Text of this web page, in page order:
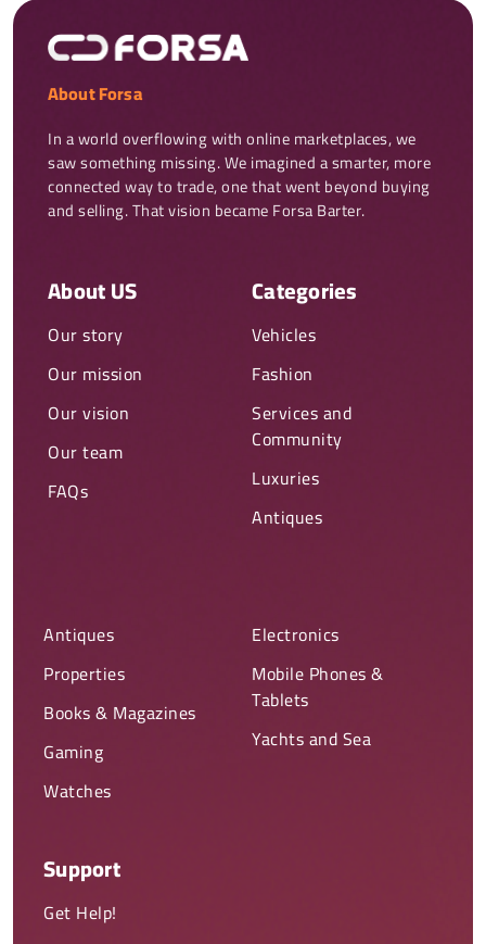
About Forsa
In a world overflowing with online marketplaces, we
saw something missing. We imagined a smarter, more
connected way to trade, one that went beyond buying
and selling. That vision became Forsa Barter.
About US
Our story
Our mission
Our vision
Our team
FAQs
Categories
Vehicles
Fashion
Services and
Community
Luxuries
Antiques
Antiques
Properties
Books & Magazines
Gaming
Watches
Electronics
Mobile Phones &
Tablets
Yachts and Sea
Support
Get Help!